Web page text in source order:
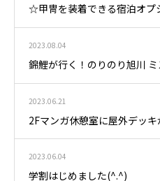
☆甲冑を装着できる宿泊オ
2023.08.04
錦鯉が行く！のりのり旭川
2023.06.21
2Fマンガ休憩室に屋外デッキ
2023.06.04
学割はじめました(^.^)